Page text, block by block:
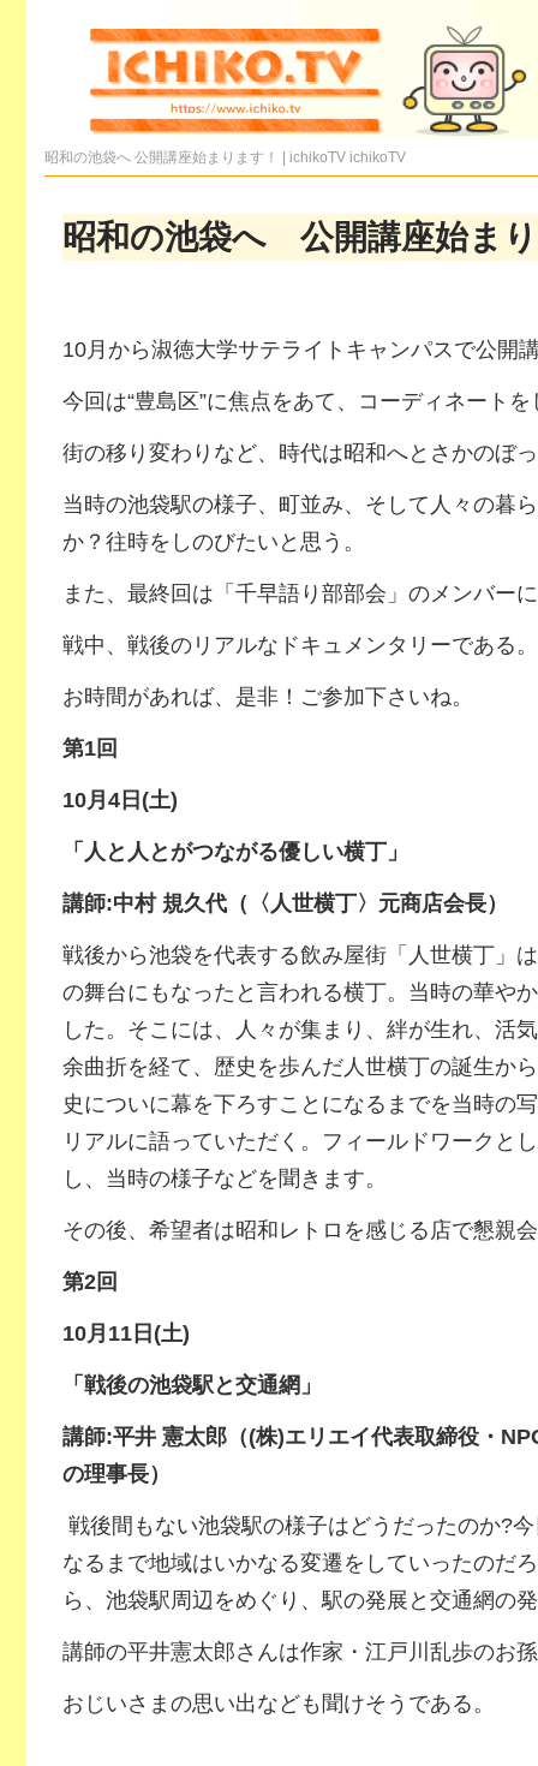
昭和の池袋へ 公開講座始まります！ | ichikoTV ichikoTV
昭和の池袋へ 公開講座始ま
10月から淑徳大学サテライトキャンパスで公開
今回は“豊島区”に焦点をあて、コーディネートを
街の移り変わりなど、時代は昭和へとさかのぼ
当時の池袋駅の様子、町並み、そして人々の暮
か？往時をしのびたいと思う。
また、最終回は「千早語り部部会」のメンバー
戦中、戦後のリアルなドキュメンタリーである。
お時間があれば、是非！ご参加下さいね。
第1回
10月4日(土)
「人と人とがつながる優しい横丁」
講師:中村 規久代（〈人世横丁〉元商店会長）
戦後から池袋を代表する飲み屋街「人世横丁」
の舞台にもなったと言われる横丁。当時の華や
した。そこには、人々が集まり、絆が生れ、活
余曲折を経て、歴史を歩んだ人世横丁の誕生か
史についに幕を下ろすことになるまでを当時の
リアルに語っていただく。フィールドワークと
し、当時の様子などを聞きます。
その後、希望者は昭和レトロを感じる店で懇親
第2回
10月11日(土)
「戦後の池袋駅と交通網」
講師:平井 憲太郎（(株)エリエイ代表取締役・
の理事長）
戦後間もない池袋駅の様子はどうだったのか?
なるまで地域はいかなる変遷をしていったのだ
ら、池袋駅周辺をめぐり、駅の発展と交通網の
講師の平井憲太郎さんは作家・江戸川乱歩のお
おじいさまの思い出なども聞けそうである。